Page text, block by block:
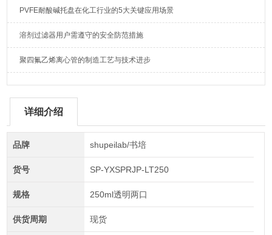
PVFE耐酸碱托盘在化工行业的5大关键应用场景
溶剂过滤器用户需遵守的安全防范措施
聚四氟乙烯离心管的制造工艺与技术进步
详细介绍
品牌 shupeilab/书培
货号 SP-YXSPRJP-LT250
规格 250ml透明两口
供货周期 现货